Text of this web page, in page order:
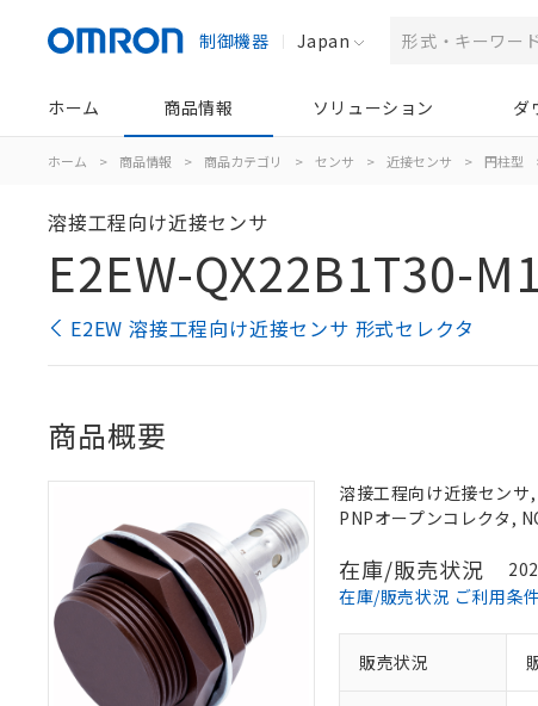
制御機器 Japan
ホーム 商品情報 ソリューション ダ
ホーム > 商品情報 > 商品カテゴリ > センサ > 近接センサ > 円柱型
溶接工程向け近接センサ
E2EW-QX22B1T30-M1
E2EW 溶接工程向け近接センサ 形式セレクタ
商品概要
溶接工程向け近接セン
PNPオープンコレクタ,
在庫/販売状況
在庫/販売状況 ご利用条件
販売状況